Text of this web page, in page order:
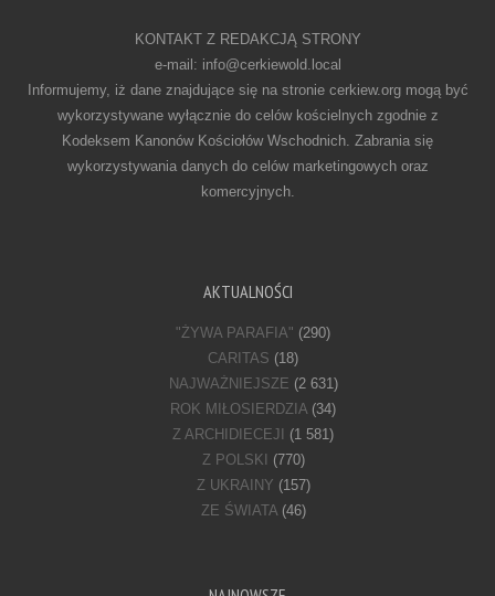
KONTAKT Z REDAKCJĄ STRONY
e-mail: info@cerkiewold.local
Informujemy, iż dane znajdujące się na stronie cerkiew.org mogą być
wykorzystywane wyłącznie do celów kościelnych zgodnie z
Kodeksem Kanonów Kościołów Wschodnich. Zabrania się
wykorzystywania danych do celów marketingowych oraz
komercyjnych.
AKTUALNOŚCI
"ŻYWA PARAFIA" (290)
CARITAS (18)
NAJWAŻNIEJSZE (2 631)
ROK MIŁOSIERDZIA(34)
Z ARCHIDIECEJI
(1 581)
Z POLSKI
(770)
Z UKRAINY (157)
ZE ŚWIATA(46)